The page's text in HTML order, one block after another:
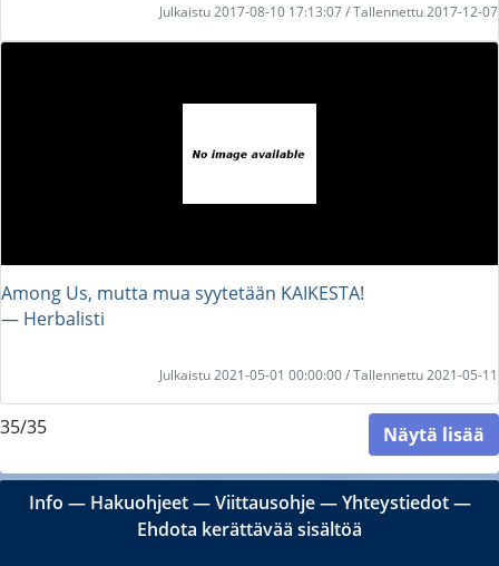
Julkaistu 2017-08-10 17:13:07 / Tallennettu 2017-12-07
Among Us, mutta mua syytetään KAIKESTA!
― Herbalisti
Julkaistu 2021-05-01 00:00:00 / Tallennettu 2021-05-11
35/35 Näytä lisää
Info ― Hakuohjeet―Viittausohje―Yhteystiedot―
Ehdota kerättävää sisältöä